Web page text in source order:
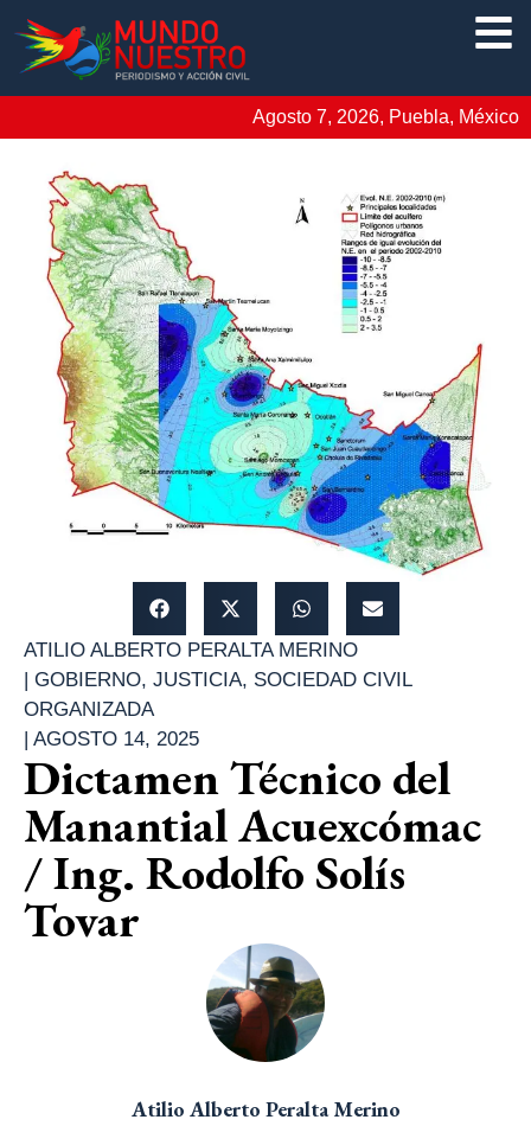
Agosto 7, 2026, Puebla, México
ATILIO ALBERTO PERALTA MERINO
GOBIERNO, JUSTICIA, SOCIEDAD CIVIL
ORGANIZADA
AGOSTO 14, 2025
Dictamen Técnico del
Manantial Acuexcómac
/ Ing. Rodolfo Solís
Tovar
Atilio Alberto Peralta Merino